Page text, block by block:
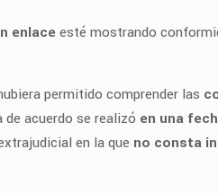
enlaceesté mostrando
permitido comprender las
de acuerdo se realizó en una
en la que no consta